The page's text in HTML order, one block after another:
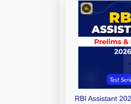
RBI Assistant